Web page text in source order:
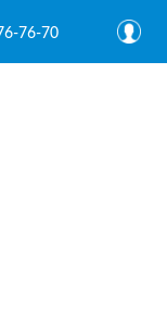
76-70